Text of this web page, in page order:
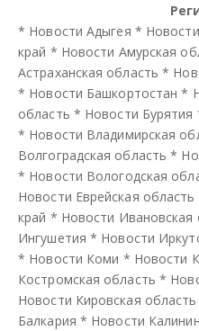
* Новости Адыгея *
край * Новости Амурская
Астраханская область *
* Новости Башкортостан *
область * Новости Бурятия
* Новости Владимирская
Волгоградская область *
* Новости Вологодская
Новости Еврейская область
край * Новости Ивановская
Ингушетия * Новости
* Новости Коми * Новости
Костромская область *
Новости Кировская область
Балкария * Новости